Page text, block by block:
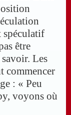
spéculatif
être
Les
commencer
: « Peu
voyons où